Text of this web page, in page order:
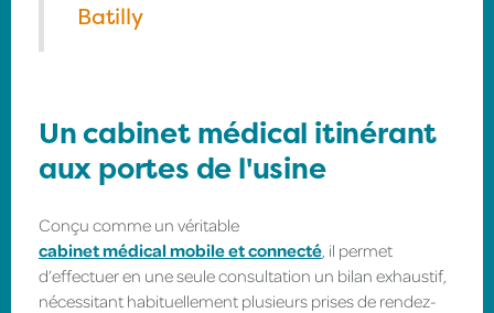
Batilly
Un cabinet médical itinérant
aux portes de l'usine
Conçu comme un véritable
cabinet médical mobile et connecté, il permet
d’effectuer en une seule consultation un bilan exhaustif,
nécessitant habituellement plusieurs prises de rendez-